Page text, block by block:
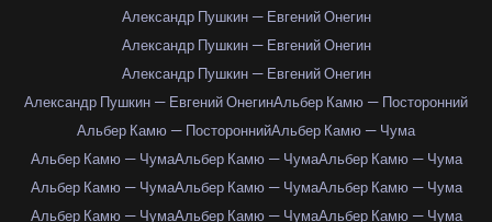
Александр Пушкин — Евгений Онегин
Александр Пушкин — Евгений Онегин
Александр Пушкин — Евгений Онегин
Александр Пушкин — Евгений ОнегинАльбер Камю — Посторонний
Альбер Камю — ПостороннийАльбер Камю — Чума
Альбер Камю — ЧумаАльбер Камю — ЧумаАльбер Камю — Чума
Альбер Камю — ЧумаАльбер Камю — ЧумаАльбер Камю — Чума
Альбер Камю — ЧумаАльбер Камю — ЧумаАльбер Камю — Чума